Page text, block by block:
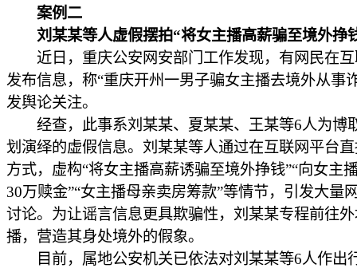
案例二
刘某某等人虚假摆拍“将女主播高薪骗至境外挣
近日，重庆公安网安部门工作发现，有网民在互
发布信息，称“重庆开州一男子骗女主播去境外从事
发舆论关注。
经查，此事系刘某某、夏某某、王某等6人为博
划演绎的虚假信息。刘某某等人通过在互联网平台
方式，虚构“将女主播高薪诱骗至境外挣钱”“向女主
30万赎金”“女主播母亲卖房筹款”等情节，引发大量
讨论。为让谣言信息更具欺骗性，刘某某专程前往
播，营造其身处境外的假象。
目前，属地公安机关已依法对刘某某等6人作出